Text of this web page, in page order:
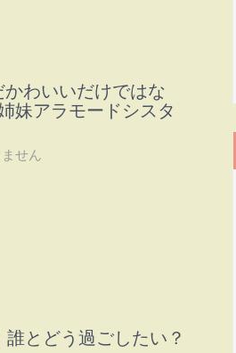
わいいだけではな
妹アラモードシスタ
せん
誰とどう過ごしたい？